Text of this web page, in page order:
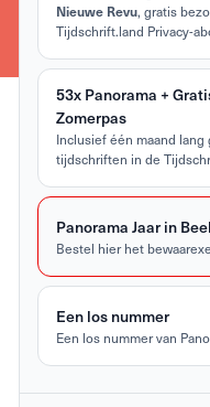
Nieuwe Revu, gratis
Tijdschrift.land Privacy-
53x Panorama +
Zomerpas
Inclusief één maand
tijdschriften in de
Panorama Jaar in
Bestel hier het
Een los nummer
Een los nummer van